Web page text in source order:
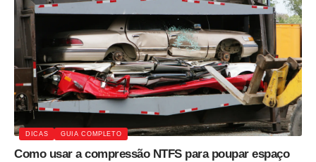
DICAS GUIA COMPLETO
Como usar a compressão NTFS para poupar espaço